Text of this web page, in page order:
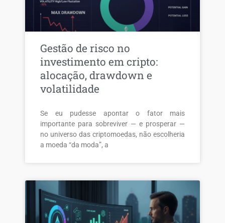
Gestão de risco no
investimento em cripto:
alocação, drawdown e
volatilidade
Se eu pudesse apontar o fator mais
importante para sobreviver — e prosperar —
no universo das criptomoedas, não escolheria
a moeda “da moda”, a